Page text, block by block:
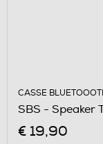
CASSE
SBS - Speaker
€ 19,90